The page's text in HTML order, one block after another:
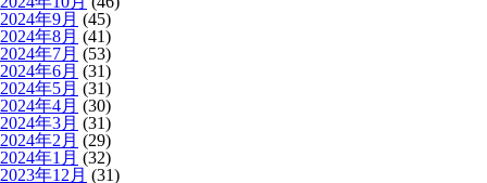
2024年9月 (45)
2024年8月 (41)
2024年7月 (53)
2024年6月 (31)
2024年5月 (31)
2024年4月 (30)
2024年3月 (31)
2024年2月 (29)
2024年1月 (32)
2023年12月 (31)